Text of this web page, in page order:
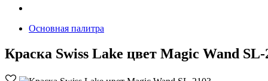
Основная палитра
Краска Swiss Lake цвет Magic Wand SL-